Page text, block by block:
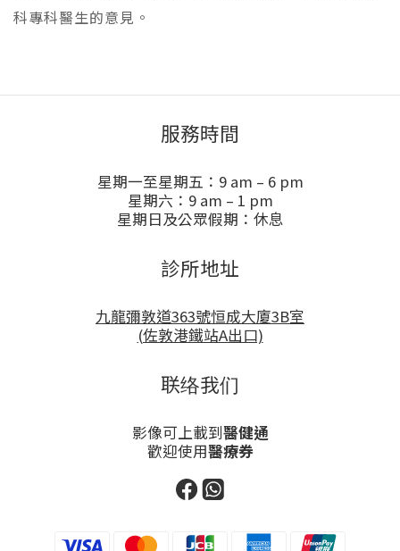
科專科醫生的意見。
服務時間
星期一至星期五：9 am – 6 pm
星期六：9 am – 1 pm
星期日及公眾假期：休息
診所地址
九龍彌敦道363號恒成大廈3B室
(佐敦港鐵站A出口)
联络我们
影像可上載到醫健通
歡迎使用醫療券